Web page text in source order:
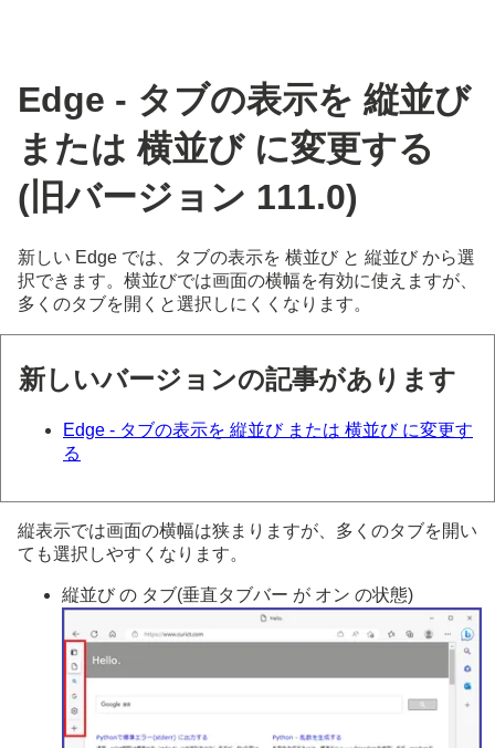
Edge - タブの表示を 縦並び
または 横並び に変更する
(旧バージョン 111.0)
新しい Edge では、タブの表示を 横並び と 縦並び から選
択できます。横並びでは画面の横幅を有効に使えますが、
多くのタブを開くと選択しにくくなります。
新しいバージョンの記事があります
Edge - タブの表示を 縦並び または 横並び に変更す
る
縦表示では画面の横幅は狭まりますが、多くのタブを開い
ても選択しやすくなります。
縦並び の タブ(垂直タブバー が オン の状態)